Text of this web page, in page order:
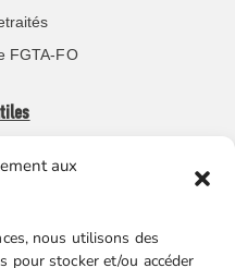
aux
nous utilisons des
pour stocker et/ou accéder
FGTA-FO
ligne